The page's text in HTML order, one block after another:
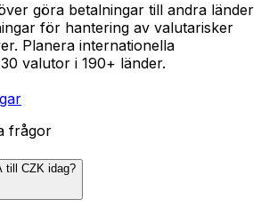
göra betalningar till andra länder
för hantering av valutarisker
Planera internationella
valutor i 190+ länder.
frågor
till CZK idag?